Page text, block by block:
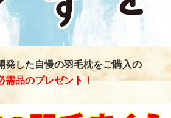
した自慢の羽毛枕をご購入の
需品のプレゼント！